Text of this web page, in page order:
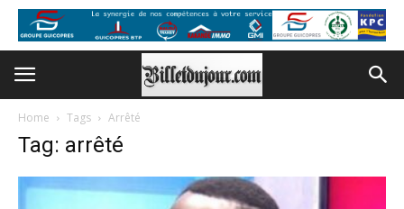
Home Tags Arrêté
Tag: arrêté